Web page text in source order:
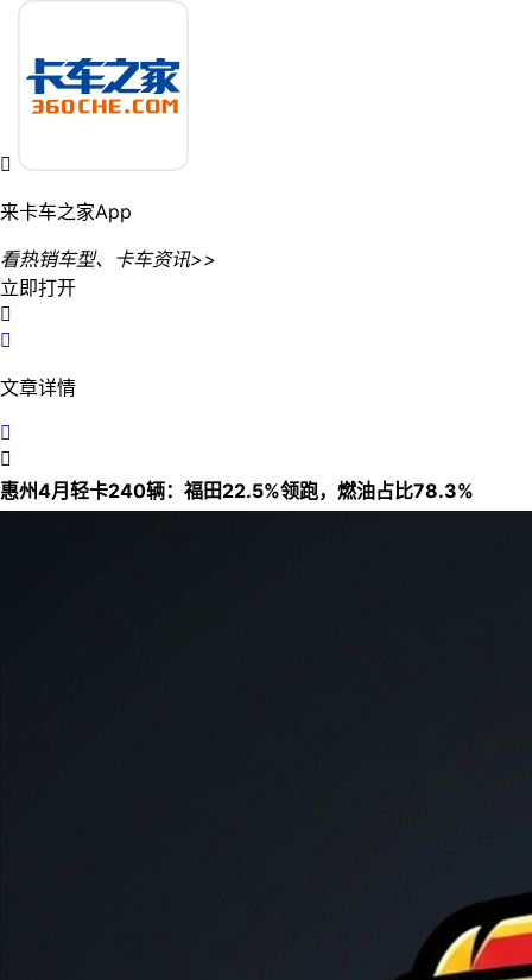

来卡车之家App
看热销车型、卡车资讯>>
立即打开


文章详情


惠州4月轻卡240辆：福田22.5%领跑，燃油占比78.3%